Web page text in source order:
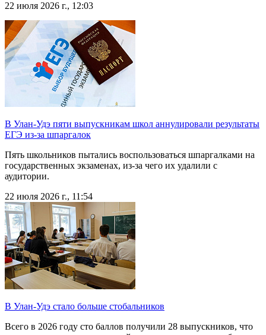
22 июля 2026 г., 12:03
В Улан-Удэ пяти выпускникам школ аннулировали результаты
ЕГЭ из-за шпаргалок
Пять школьников пытались воспользоваться шпаргалками на
государственных экзаменах, из-за чего их удалили с
аудитории.
22 июля 2026 г., 11:54
В Улан-Удэ стало больше стобальников
Всего в 2026 году сто баллов получили 28 выпускников, что